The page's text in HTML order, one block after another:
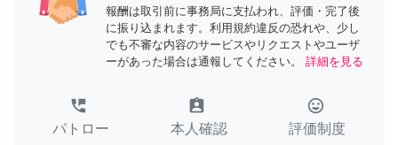
報酬は取引前に事務局に支払われ、評価・完了後
に振り込まれます。利用規約違反の恐れや、少し
でも不審な内容のサービスやリクエストやユーザ
ーがあった場合は通報してください。
詳細を見る
perm_phone_msg
パトロー
assignment_ind
本人確認
tag_faces
評価制度